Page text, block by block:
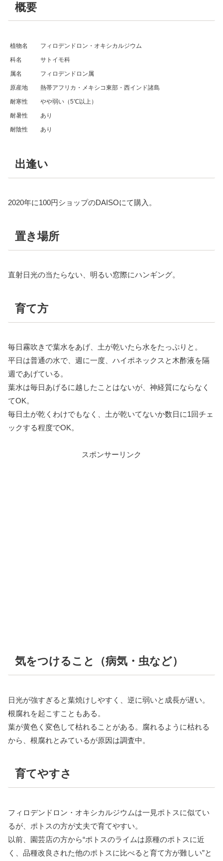
概要
植物名
フィロデンドロン・オキシカルジウム
科名
サトイモ科
属名
フィロデンドロン属
原産地
熱帯アフリカ・メキシコ東部・西インド諸島
耐寒性
やや弱い（5℃以上）
耐暑性
あり
耐陰性
あり
出逢い
2020年に100円ショップのDAISOにて購入。
置き場所
直射日光の当たらない、明るい窓際にハンギング。
育て方
毎日霧吹きで葉水をあげ、土が乾いたら水をたっぷりと。
平日は普通の水で、週に一度、ハイポネックスと木酢液を隔
週であげている。
葉水は毎日あげるに越したことはないが、神経質にならなく
てOK。
毎日土が乾くわけでもなく、土が乾いてないか数日に1回チェ
ックする程度でOK。
スポンサーリンク
気をつけること（病気・虫など）
日光が強すぎると葉焼けしやすく、逆に弱いと成長が遅い。
根腐れを起こすこともある。
葉が黄色く変色して枯れることがある。腐れるように枯れる
から、根腐れとみているが原因は調査中。
育てやすさ
フィロデンドロン・オキシカルジウムは一見ポトスに似てい
るが、ポトスの方が丈夫で育てやすい。
以前、園芸店の方から“ポトスのライムは原種のポトスに近
く、品種改良された他のポトスに比べると育て方が難しい”と